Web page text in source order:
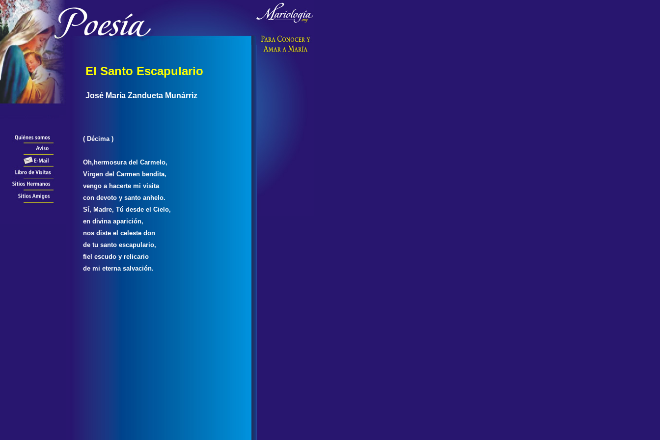
El Santo Escapulario
José María Zandueta Munárriz
( Décima )
Oh,hermosura del Carmelo,
Virgen del Carmen bendita,
vengo a hacerte mi visita
con devoto y santo anhelo.
Sí, Madre, Tú desde el Cielo,
en divina aparición,
nos diste el celeste don
de tu santo escapulario,
fiel escudo y relicario
de mi eterna salvación.